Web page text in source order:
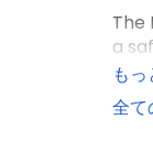
The
a
It is
も
全て